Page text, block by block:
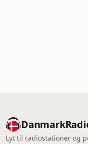
Lyt til radiostationer og